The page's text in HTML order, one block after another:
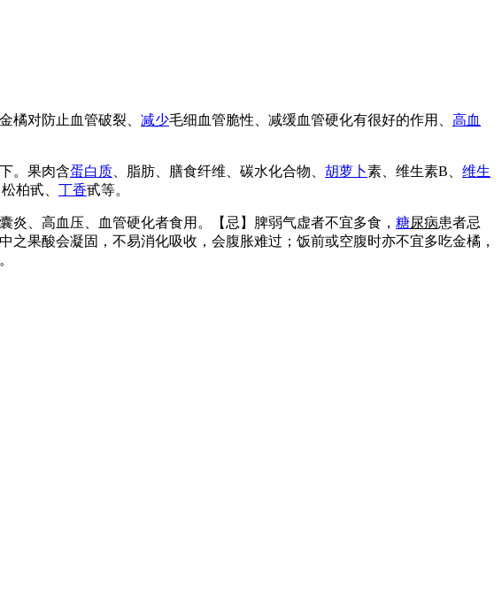
橘对防止血管破裂、 减少毛细血管脆性、减缓血管硬化有很好的作用、 高血
。果肉含蛋白质 、脂肪、膳食纤维、碳水化合物、 胡萝卜素、维生素B、 维生
柏甙、 丁香甙等。
囊炎、高血压、血管硬化者食用。【忌】脾弱气虚者不宜多食， 糖尿病患者忌
之果酸会凝固，不易消化吸收，会腹胀难过；饭前或空腹时亦不宜多吃金橘，